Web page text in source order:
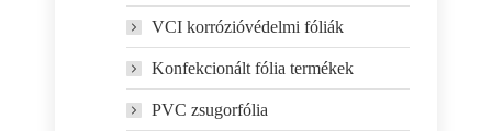
VCI korrózióvédelmi fóliák
Konfekcionált fólia termékek
PVC zsugorfólia